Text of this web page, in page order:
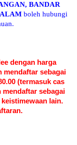
BANDAR
boleh hubungi
dengan harga
mendaftar sebagai
(termasuk cas
mendaftar sebagai
lain.